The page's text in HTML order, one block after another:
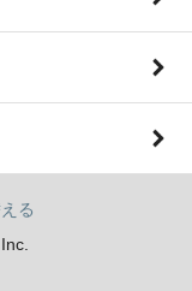
る